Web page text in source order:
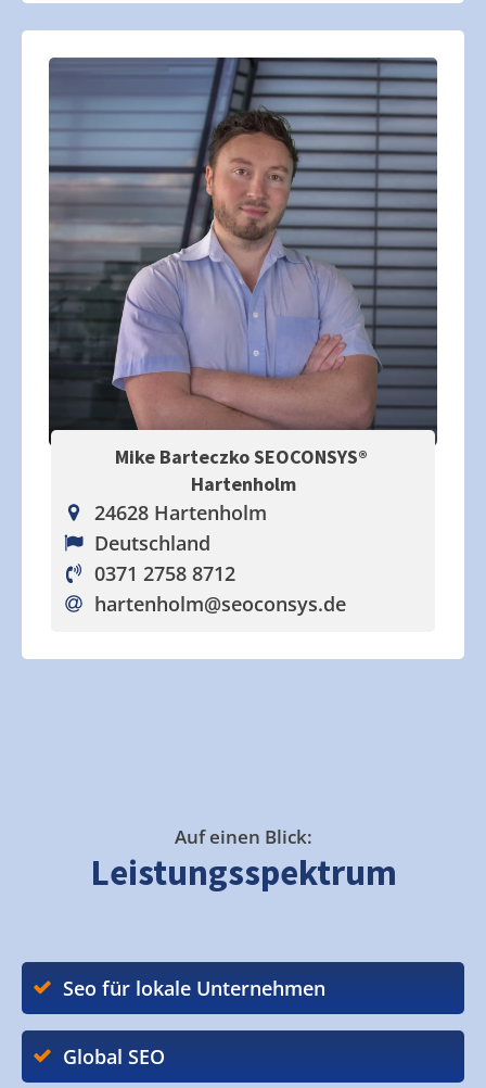
Mike Barteczko SEOCONSYS®
Hartenholm
24628 Hartenholm
Deutschland
0371 2758 8712
hartenholm@seoconsys.de
Auf einen Blick:
Leistungsspektrum
Seo für lokale Unternehmen
Global SEO